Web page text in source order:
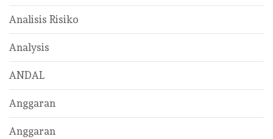
Analisis Risiko
Analysis
ANDAL
Anggaran
Anggaran